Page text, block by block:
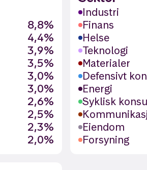
8,8%
4,4%
3,9%
3,5%
3,0%
3,0%
2,6%
2,5%
2,3%
2,0%
Industri
Finans
Helse
Teknologi
Materialer
Defensivt
Energi
Syklisk
Eiendom
Forsyning